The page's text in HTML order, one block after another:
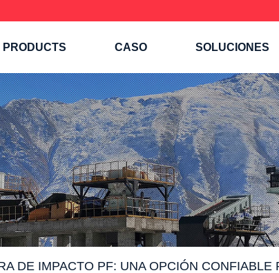
PRODUCTS CASO SOLUCIONES
DE IMPACTO PF: UNA OPCIÓN